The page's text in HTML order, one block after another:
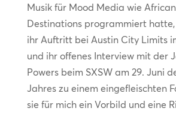
Musik für Mood Media wie
Destinations programmiert
ihr Auftritt bei Austin City Limits
und ihr offenes Interview mit der
Powers beim SXSW am 29. Juni
Jahres zu einem eingefleischten
sie für mich ein Vorbild und eine